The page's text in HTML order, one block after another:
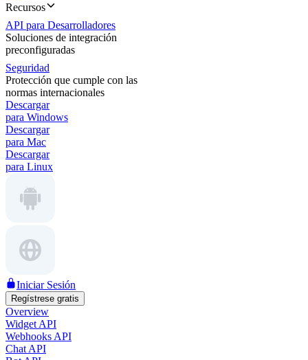
Recursos
API para Desarrolladores
Soluciones de integración
preconfiguradas
Seguridad
Protección que cumple con las
normas internacionales
Descargar
para Windows
Descargar
para Mac
Descargar
para Linux
Iniciar Sesión
Regístrese gratis
Overview
Widget API
Webhooks API
Chat API